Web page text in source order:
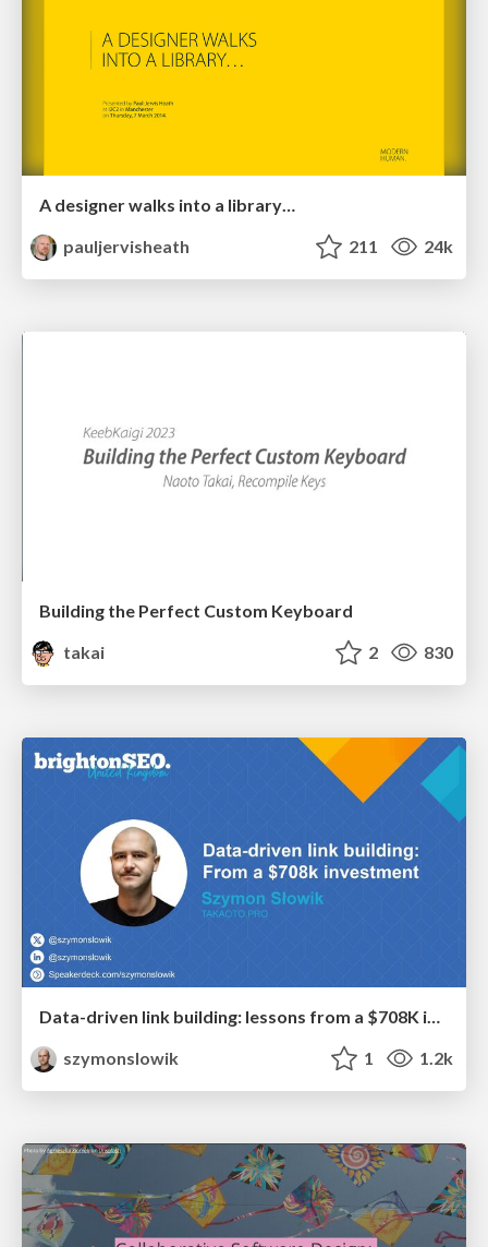
A designer walks into a library…
pauljervisheath
211 24k
Building the Perfect Custom Keyboard
takai
2 830
Data-driven link building: lessons from a $708K investment (BrightonSEO talk)
szymonslowik
1 1.2k